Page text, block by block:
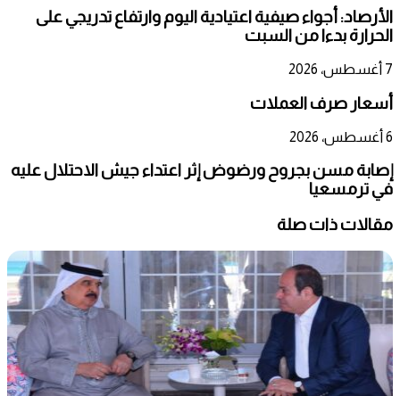
الأرصاد: أجواء صيفية اعتيادية اليوم وارتفاع تدريجي على
الحرارة بدءا من السبت
7 أغسطس، 2026
أسعار صرف العملات
6 أغسطس، 2026
إصابة مسن بجروح ورضوض إثر اعتداء جيش الاحتلال عليه
في ترمسعيا
مقالات ذات صلة